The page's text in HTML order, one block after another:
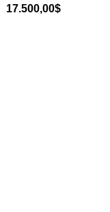
17.500,00$